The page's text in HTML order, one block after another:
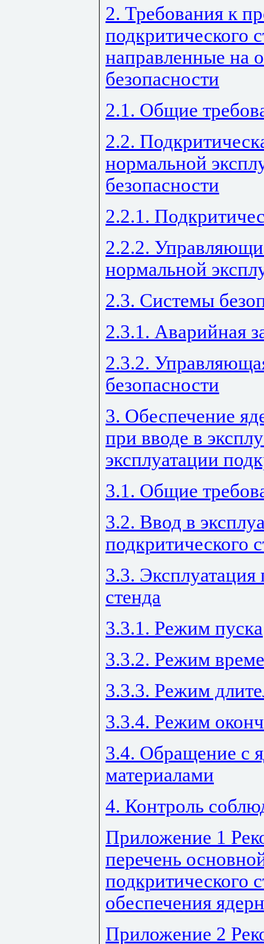
2. Требования к
подкритического
направленные на
безопасности
2.1. Общие
2.2.
нормальной
безопасности
2.2.1.
2.2.2.
нормальной
2.3. Системы
2.3.1. Аварийная
2.3.2.
безопасности
3. Обеспечение
при вводе в
эксплуатации
3.1. Общие
3.2. Ввод в
подкритического
3.3. Эксплуатация
стенда
3.3.1. Режим пуска
3.3.2. Режим
3.3.3. Режим
3.3.4. Режим
3.4. Обращение с
материалами
4. Контроль
Приложение 1
перечень
подкритического
обеспечения
Приложение 2